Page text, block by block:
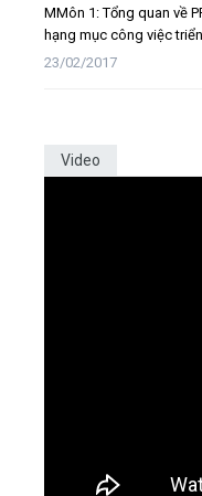
MMôn 1: Tổng quan về
hạng mục công việc
23/02/2017
Video